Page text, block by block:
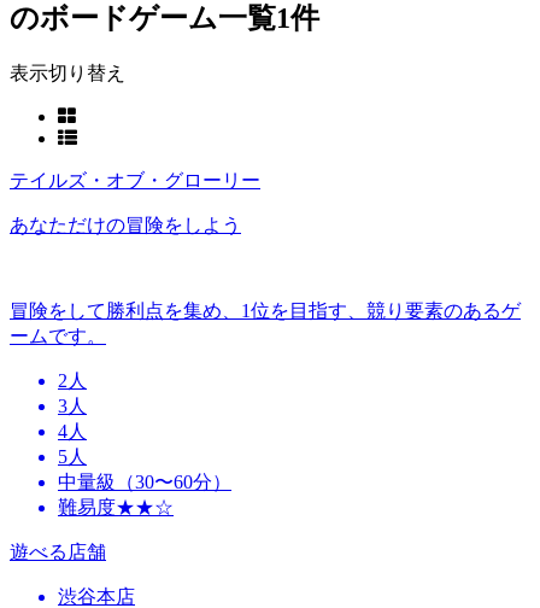
のボードゲーム一覧1件
表示切り替え
テイルズ・オブ・グローリー
あなただけの冒険をしよう
冒険をして勝利点を集め、1位を目指す、競り要素のあるゲ
ームです。
2人
3人
4人
5人
中量級（30〜60分）
難易度★★☆
遊べる店舗
渋谷本店